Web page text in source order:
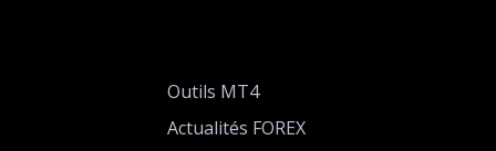
Outils MT4
Actualités FOREX